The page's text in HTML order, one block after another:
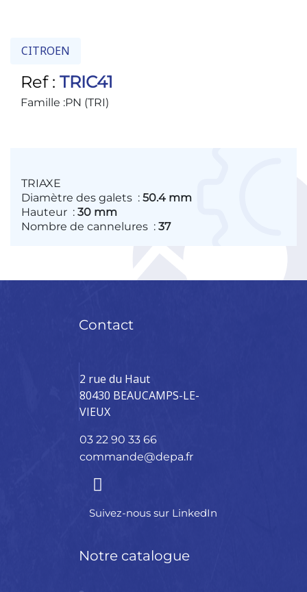
CITROEN
Ref : TRIC41
Famille :PN (TRI)
TRIAXE
Diamètre des galets : 50.4 mm
Hauteur : 30 mm
Nombre de cannelures : 37
Contact
2 rue du Haut
80430 BEAUCAMPS-LE-
VIEUX
03 22 90 33 66
commande@depa.fr
Suivez-nous sur LinkedIn
Notre catalogue